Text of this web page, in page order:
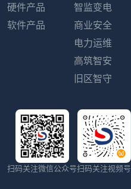
硬件产品
软件产品
智监变电
商业安全
电力运维
高筑智安
旧区智守
扫码关注微信公众号扫码关注视频号